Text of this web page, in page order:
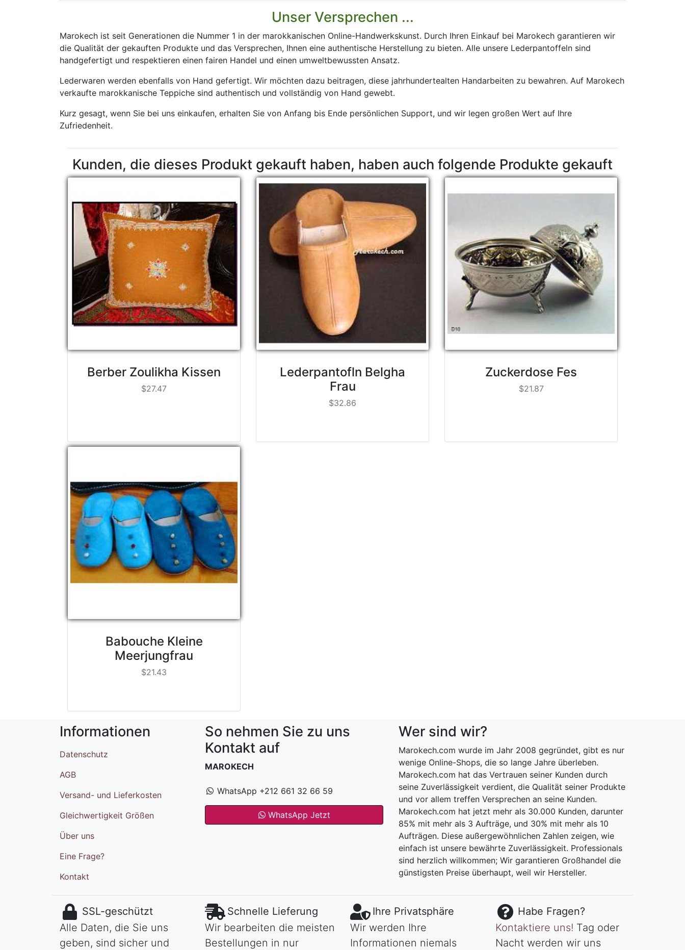
Unser Versprechen ...
Marokech ist seit Generationen die Nummer 1 in der marokkanischen Online-Handwerkskunst. Durch Ihren Einkauf bei Marokech garantieren wir
die Qualität der gekauften Produkte und das Versprechen, Ihnen eine authentische Herstellung zu bieten. Alle unsere Lederpantoffeln sind
handgefertigt und respektieren einen fairen Handel und einen umweltbewussten Ansatz.
Lederwaren werden ebenfalls von Hand gefertigt. Wir möchten dazu beitragen, diese jahrhundertealten Handarbeiten zu bewahren. Auf Marokech
verkaufte marokkanische Teppiche sind authentisch und vollständig von Hand gewebt.
Kurz gesagt, wenn Sie bei uns einkaufen, erhalten Sie von Anfang bis Ende persönlichen Support, und wir legen großen Wert auf Ihre
Zufriedenheit.
Kunden, die dieses Produkt gekauft haben, haben auch folgende Produkte gekauft
Berber Zoulikha Kissen
$27.47
Lederpantofln Belgha
Frau
$32.86
Zuckerdose Fes
$21.87
Babouche Kleine
Meerjungfrau
$21.43
Informationen
Datenschutz
AGB
Versand- und Lieferkosten
Gleichwertigkeit Größen
Über uns
Eine Frage?
Kontakt
So nehmen Sie zu uns
Kontakt auf
MAROKECH
WhatsApp +212 661 32 66 59
WhatsApp Jetzt
Wer sind wir?
Marokech.com wurde im Jahr 2008 gegründet, gibt es nur
wenige Online-Shops, die so lange Jahre überleben.
Marokech.com hat das Vertrauen seiner Kunden durch
seine Zuverlässigkeit verdient, die Qualität seiner Produkte
und vor allem treffen Versprechen an seine Kunden.
Marokech.com hat jetzt mehr als 30.000 Kunden, darunter
85% mit mehr als 3 Aufträge, und 30% mit mehr als 10
Aufträgen. Diese außergewöhnlichen Zahlen zeigen, wie
einfach ist unsere bewährte Zuverlässigkeit. Professionals
sind herzlich willkommen; Wir garantieren Großhandel die
günstigsten Preise überhaupt, weil wir Hersteller.
SSL-geschützt
Alle Daten, die Sie uns
geben, sind sicher und
Schnelle Lieferung
Wir bearbeiten die meisten
Bestellungen in nur
Ihre Privatsphäre
Wir werden Ihre
Informationen niemals
Habe Fragen?
Kontaktiere uns! Tag oder
Nacht werden wir uns